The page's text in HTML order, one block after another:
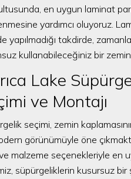
en uygun laminat
yardımcı oluyoruz.
yapılmadığı takdirde,
kullanabileceğiniz bir
Lake
ve Montajı
seçimi, zemin
görünümüyle öne
malzeme seçenekleriyle en
süpürgeliklerin kusursuz